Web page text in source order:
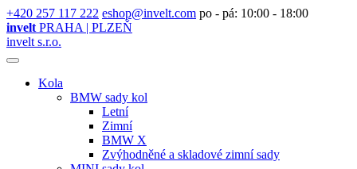
+420 257 117 222 eshop@invelt.com po - pá: 10:00 - 18:00
invelt PRAHA | PLZEŇ
invelt s.r.o.
Kola
BMW sady kol
Letní
Zimní
BMW X
Zvýhodněné a skladové zimní sady